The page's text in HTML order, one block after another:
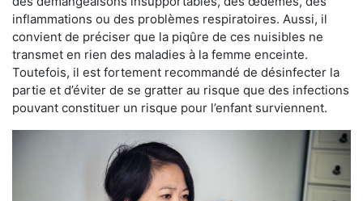
inflammations ou des problèmes respiratoires. Aussi, il
convient de préciser que la piqûre de ces nuisibles ne
transmet en rien des maladies à la femme enceinte.
Toutefois, il est fortement recommandé de désinfecter la
partie et d’éviter de se gratter au risque que des infections
pouvant constituer un risque pour l’enfant surviennent.